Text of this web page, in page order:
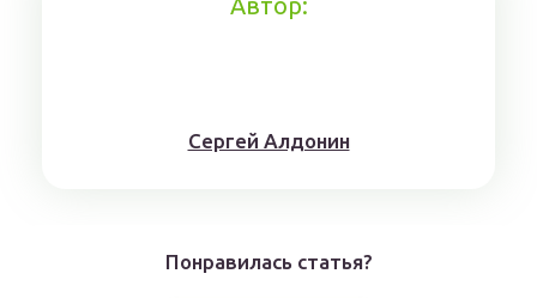
Автор:
Сергей Алдонин
Понравилась статья?